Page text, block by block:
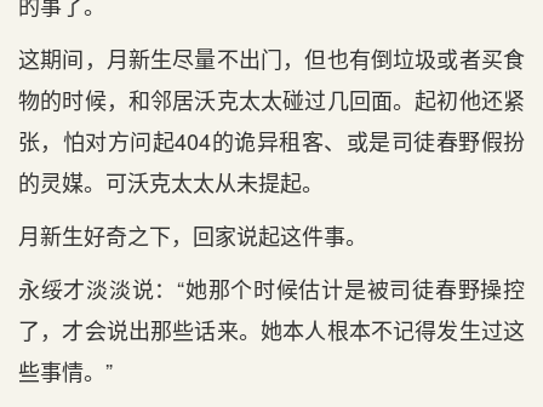
这期间，月新生尽量不出门，但也有倒垃圾或者买食
物的时候，和邻居沃克太太碰过几回面。起初他还紧
张，怕对方问起404的诡异租客、或是司徒春野假扮
的灵媒。可沃克太太从未提起。
月新生好奇之下，回家说起这件事。
永绥才淡淡说：“她那个时候估计是被司徒春野操控
了，才会说出那些话来。她本人根本不记得发生过这
些事情。”